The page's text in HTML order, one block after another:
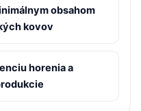
obsahom
kovov
horenia a